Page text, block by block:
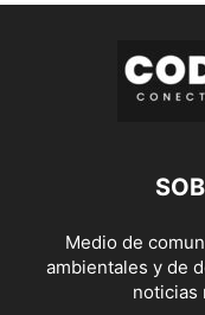
Medio de
ambientales y de
noticias